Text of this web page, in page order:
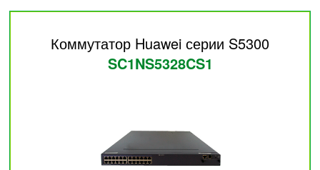
Коммутатор Huawei серии S5300
SC1NS5328CS1